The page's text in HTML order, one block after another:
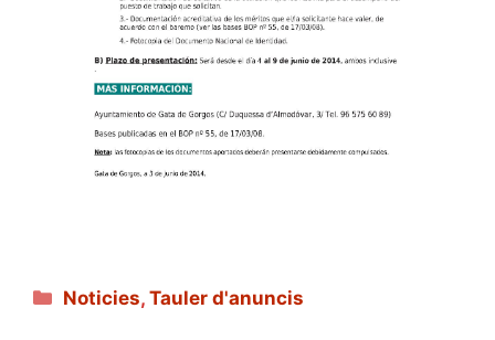
Categories
Noticies,Tauler d'anuncis